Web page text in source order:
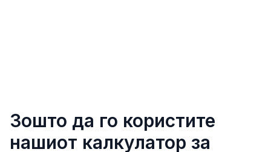
Зошто да го користите
нашиот калкулатор за